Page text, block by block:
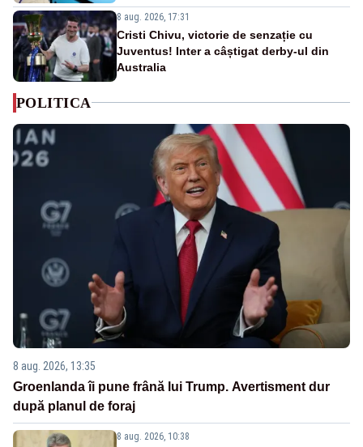
8 aug. 2026, 17:31
Cristi Chivu, victorie de senzație cu
Juventus! Inter a câștigat derby-ul din
Australia
POLITICA
8 aug. 2026, 13:35
Groenlanda îi pune frână lui Trump. Avertisment dur
după planul de foraj
8 aug. 2026, 10:38